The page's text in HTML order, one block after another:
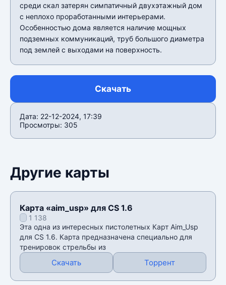
среди скал затерян симпатичный двухэтажный дом
с неплохо проработанными интерьерами.
Особенностью дома является наличие мощных
подземных коммуникаций, труб большого диаметра
под землей с выходами на поверхность.
Скачать
Дата: 22-12-2024, 17:39
Просмотры: 305
Другие карты
Карта «aim_usp» для CS 1.6
1 138
Эта одна из интересных пистолетных Карт Аim_Usp
для CS 1.6. Карта предназначена специально для
тренировок стрельбы из
Скачать Торрент